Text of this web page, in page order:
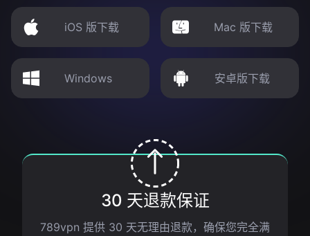
iOS 版下载 Mac 版下载
Windows 安卓版下载
30 天退款保证
789vpn 提供 30 天无理由退款，确保您完全满